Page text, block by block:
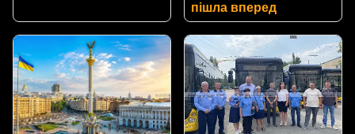
пішла вперед